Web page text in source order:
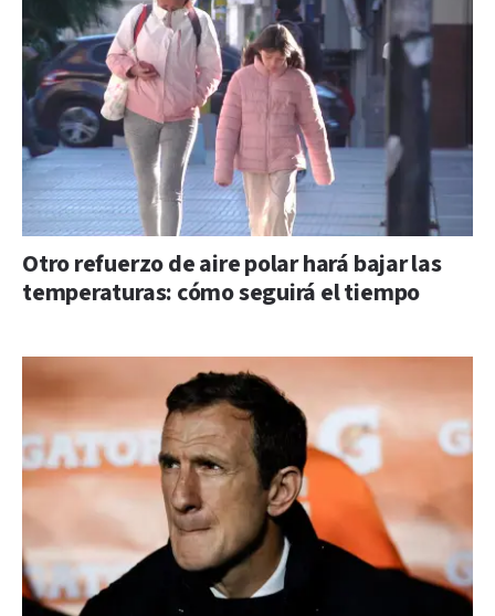
Otro refuerzo de aire polar hará bajar las
temperaturas: cómo seguirá el tiempo